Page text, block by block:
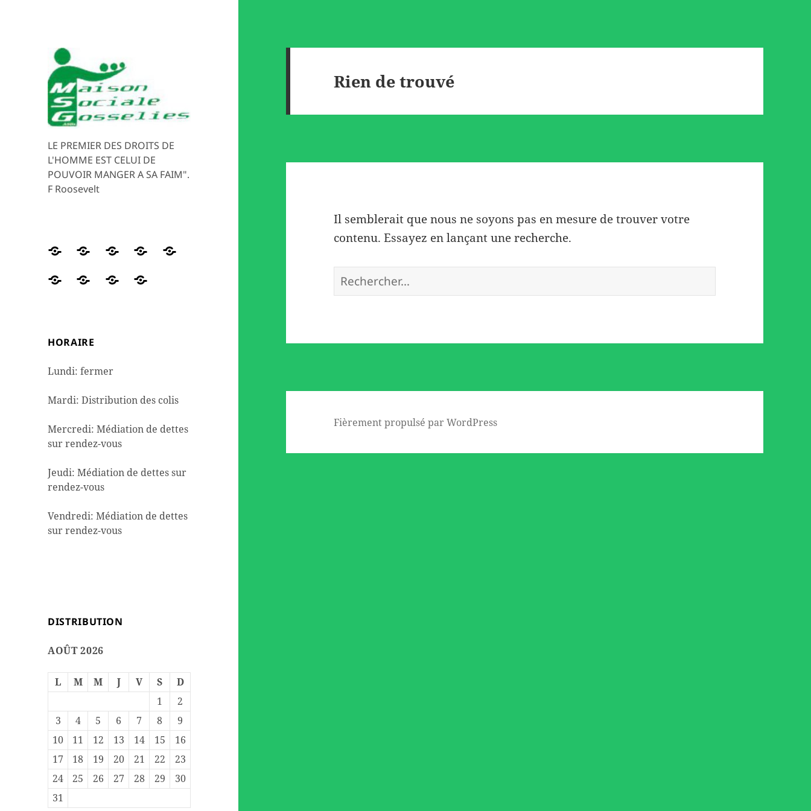
LE PREMIER DES DROITS DE
L'HOMME EST CELUI DE
POUVOIR MANGER A SA FAIM".
F Roosevelt
Distribution
colis
alimentaire
HISTORIQUE
Les
et
Magasin
seconde
MEDIATION
RéseauxORGANIGRAMME
NOUSContact
HORAIRE
Lundi: fermer
Mardi: Distribution des colis
Mercredi: Médiation de dettes
sur rendez-vous
Jeudi: Médiation de dettes sur
rendez-vous
Vendredi: Médiation de dettes
sur rendez-vous
DISTRIBUTION
AOÛT 2026
L M M J V S
D
1
2
3
4 5 6 7 8
9
10
11 12 13 14 15
16
17
18 19 20 21 22
23
24
25 26 27 28 29
30
31
Rien de trouvé
Il semblerait que nous ne soyons pas en mesure de trouver votre
contenu. Essayez en lançant une recherche.
Rechercher :
Fièrement propulsé par WordPress